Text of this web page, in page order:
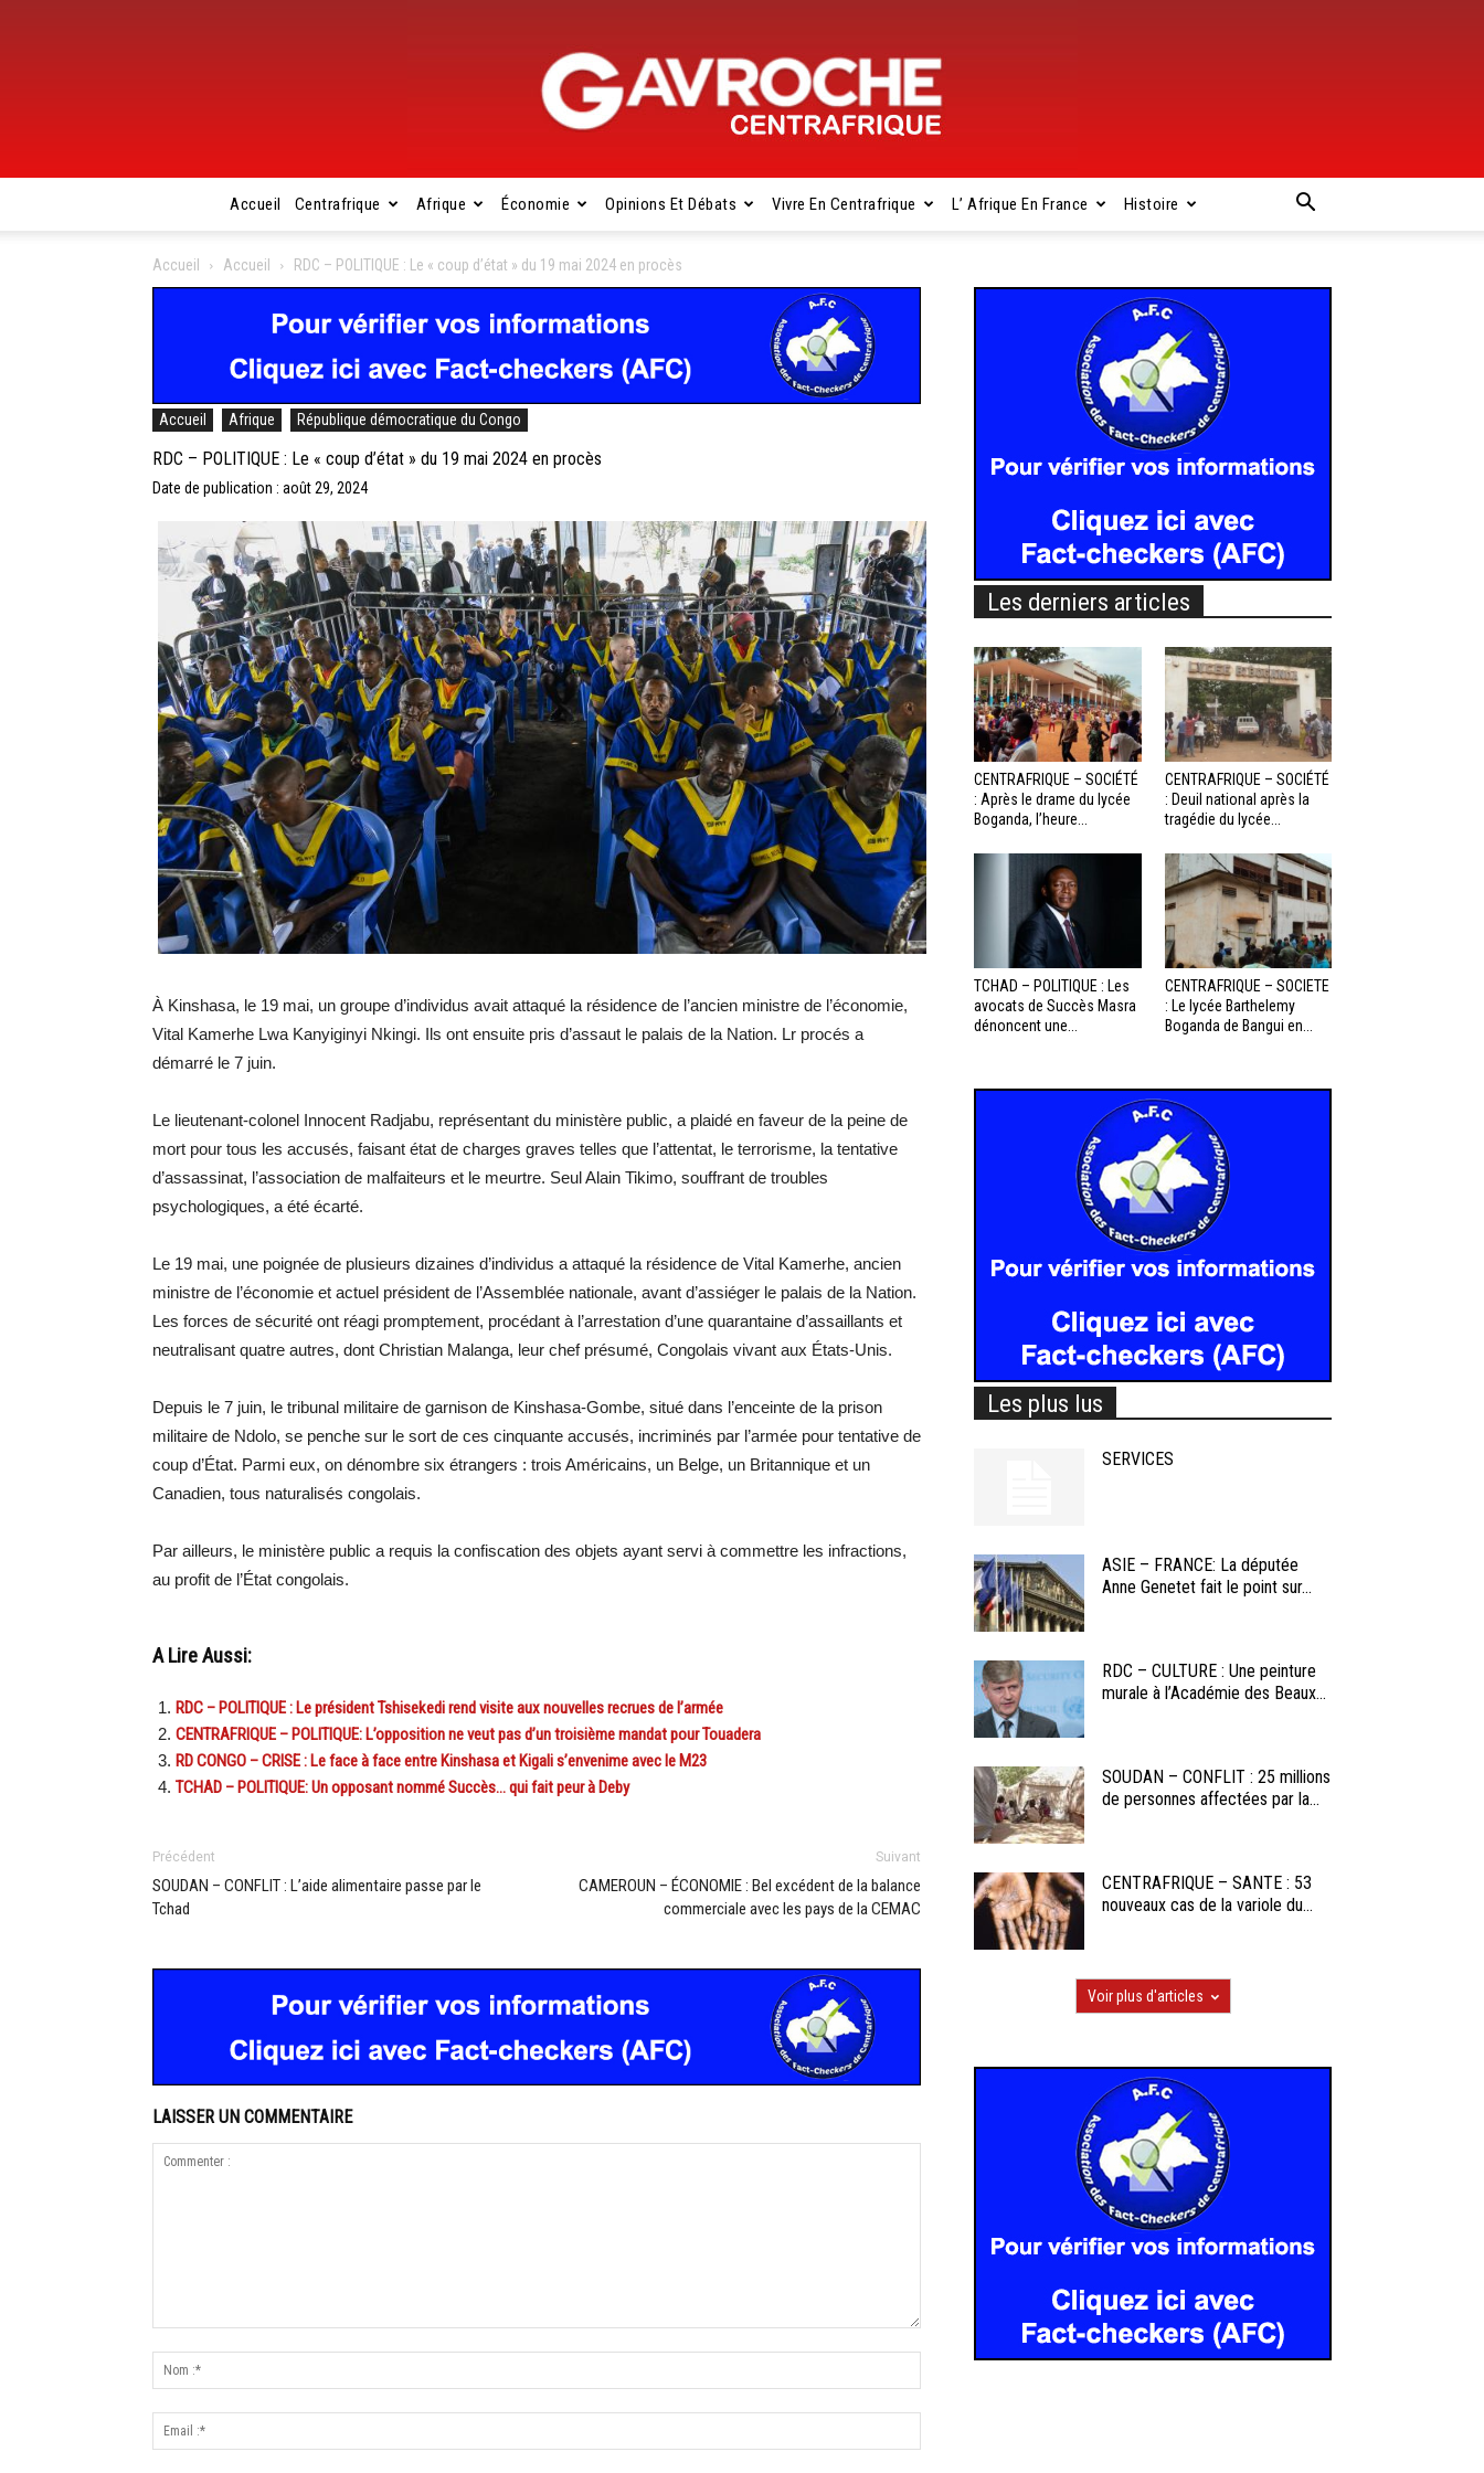
Centrafrique
Accueil Centrafrique Afrique Économie Opinions Et Débats Vivre En Centrafrique L’ Afrique En France Histoire
Accueil Accueil RDC – POLITIQUE : Le « coup d’état » du 19 mai 2024 en procès
Accueil Afrique République démocratique du Congo
RDC – POLITIQUE : Le « coup d’état » du 19 mai 2024 en procès
Date de publication : août 29, 2024
À Kinshasa, le 19 mai, un groupe d’individus avait attaqué la résidence de l’ancien ministre de l’économie,
Vital Kamerhe Lwa Kanyiginyi Nkingi. Ils ont ensuite pris d’assaut le palais de la Nation. Lr procés a
démarré le 7 juin.
Le lieutenant-colonel Innocent Radjabu, représentant du ministère public, a plaidé en faveur de la peine de
mort pour tous les accusés, faisant état de charges graves telles que l’attentat, le terrorisme, la tentative
d’assassinat, l’association de malfaiteurs et le meurtre. Seul Alain Tikimo, souffrant de troubles
psychologiques, a été écarté.
Le 19 mai, une poignée de plusieurs dizaines d’individus a attaqué la résidence de Vital Kamerhe, ancien
ministre de l’économie et actuel président de l’Assemblée nationale, avant d’assiéger le palais de la Nation.
Les forces de sécurité ont réagi promptement, procédant à l’arrestation d’une quarantaine d’assaillants et
neutralisant quatre autres, dont Christian Malanga, leur chef présumé, Congolais vivant aux États-Unis.
Depuis le 7 juin, le tribunal militaire de garnison de Kinshasa-Gombe, situé dans l’enceinte de la prison
militaire de Ndolo, se penche sur le sort de ces cinquante accusés, incriminés par l’armée pour tentative de
coup d’État. Parmi eux, on dénombre six étrangers : trois Américains, un Belge, un Britannique et un
Canadien, tous naturalisés congolais.
Par ailleurs, le ministère public a requis la confiscation des objets ayant servi à commettre les infractions,
au profit de l’État congolais.
A Lire Aussi:
RDC – POLITIQUE : Le président Tshisekedi rend visite aux nouvelles recrues de l’armée
CENTRAFRIQUE – POLITIQUE: L’opposition ne veut pas d’un troisième mandat pour Touadera
RD CONGO – CRISE : Le face à face entre Kinshasa et Kigali s’envenime avec le M23
TCHAD – POLITIQUE: Un opposant nommé Succès… qui fait peur à Deby
Précédent
SOUDAN – CONFLIT : L’aide alimentaire passe par le
Tchad
Suivant
CAMEROUN – ÉCONOMIE : Bel excédent de la balance
commerciale avec les pays de la CEMAC
LAISSER UN COMMENTAIRE
Les derniers articles
CENTRAFRIQUE – SOCIÉTÉ
: Après le drame du lycée
Boganda, l’heure...
CENTRAFRIQUE – SOCIÉTÉ
: Deuil national après la
tragédie du lycée...
TCHAD – POLITIQUE : Les
avocats de Succès Masra
dénoncent une...
CENTRAFRIQUE – SOCIETE
: Le lycée Barthelemy
Boganda de Bangui en...
Les plus lus
SERVICES
ASIE – FRANCE: La députée
Anne Genetet fait le point sur...
RDC – CULTURE : Une peinture
murale à l’Académie des Beaux...
SOUDAN – CONFLIT : 25 millions
de personnes affectées par la...
CENTRAFRIQUE – SANTE : 53
nouveaux cas de la variole du...
Voir plus d'articles